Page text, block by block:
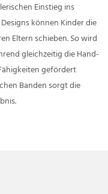
Einstieg ins
können Kinder die
Eltern schieben. So wird
gleichzeitig die Hand-
gefördert
Banden sorgt die